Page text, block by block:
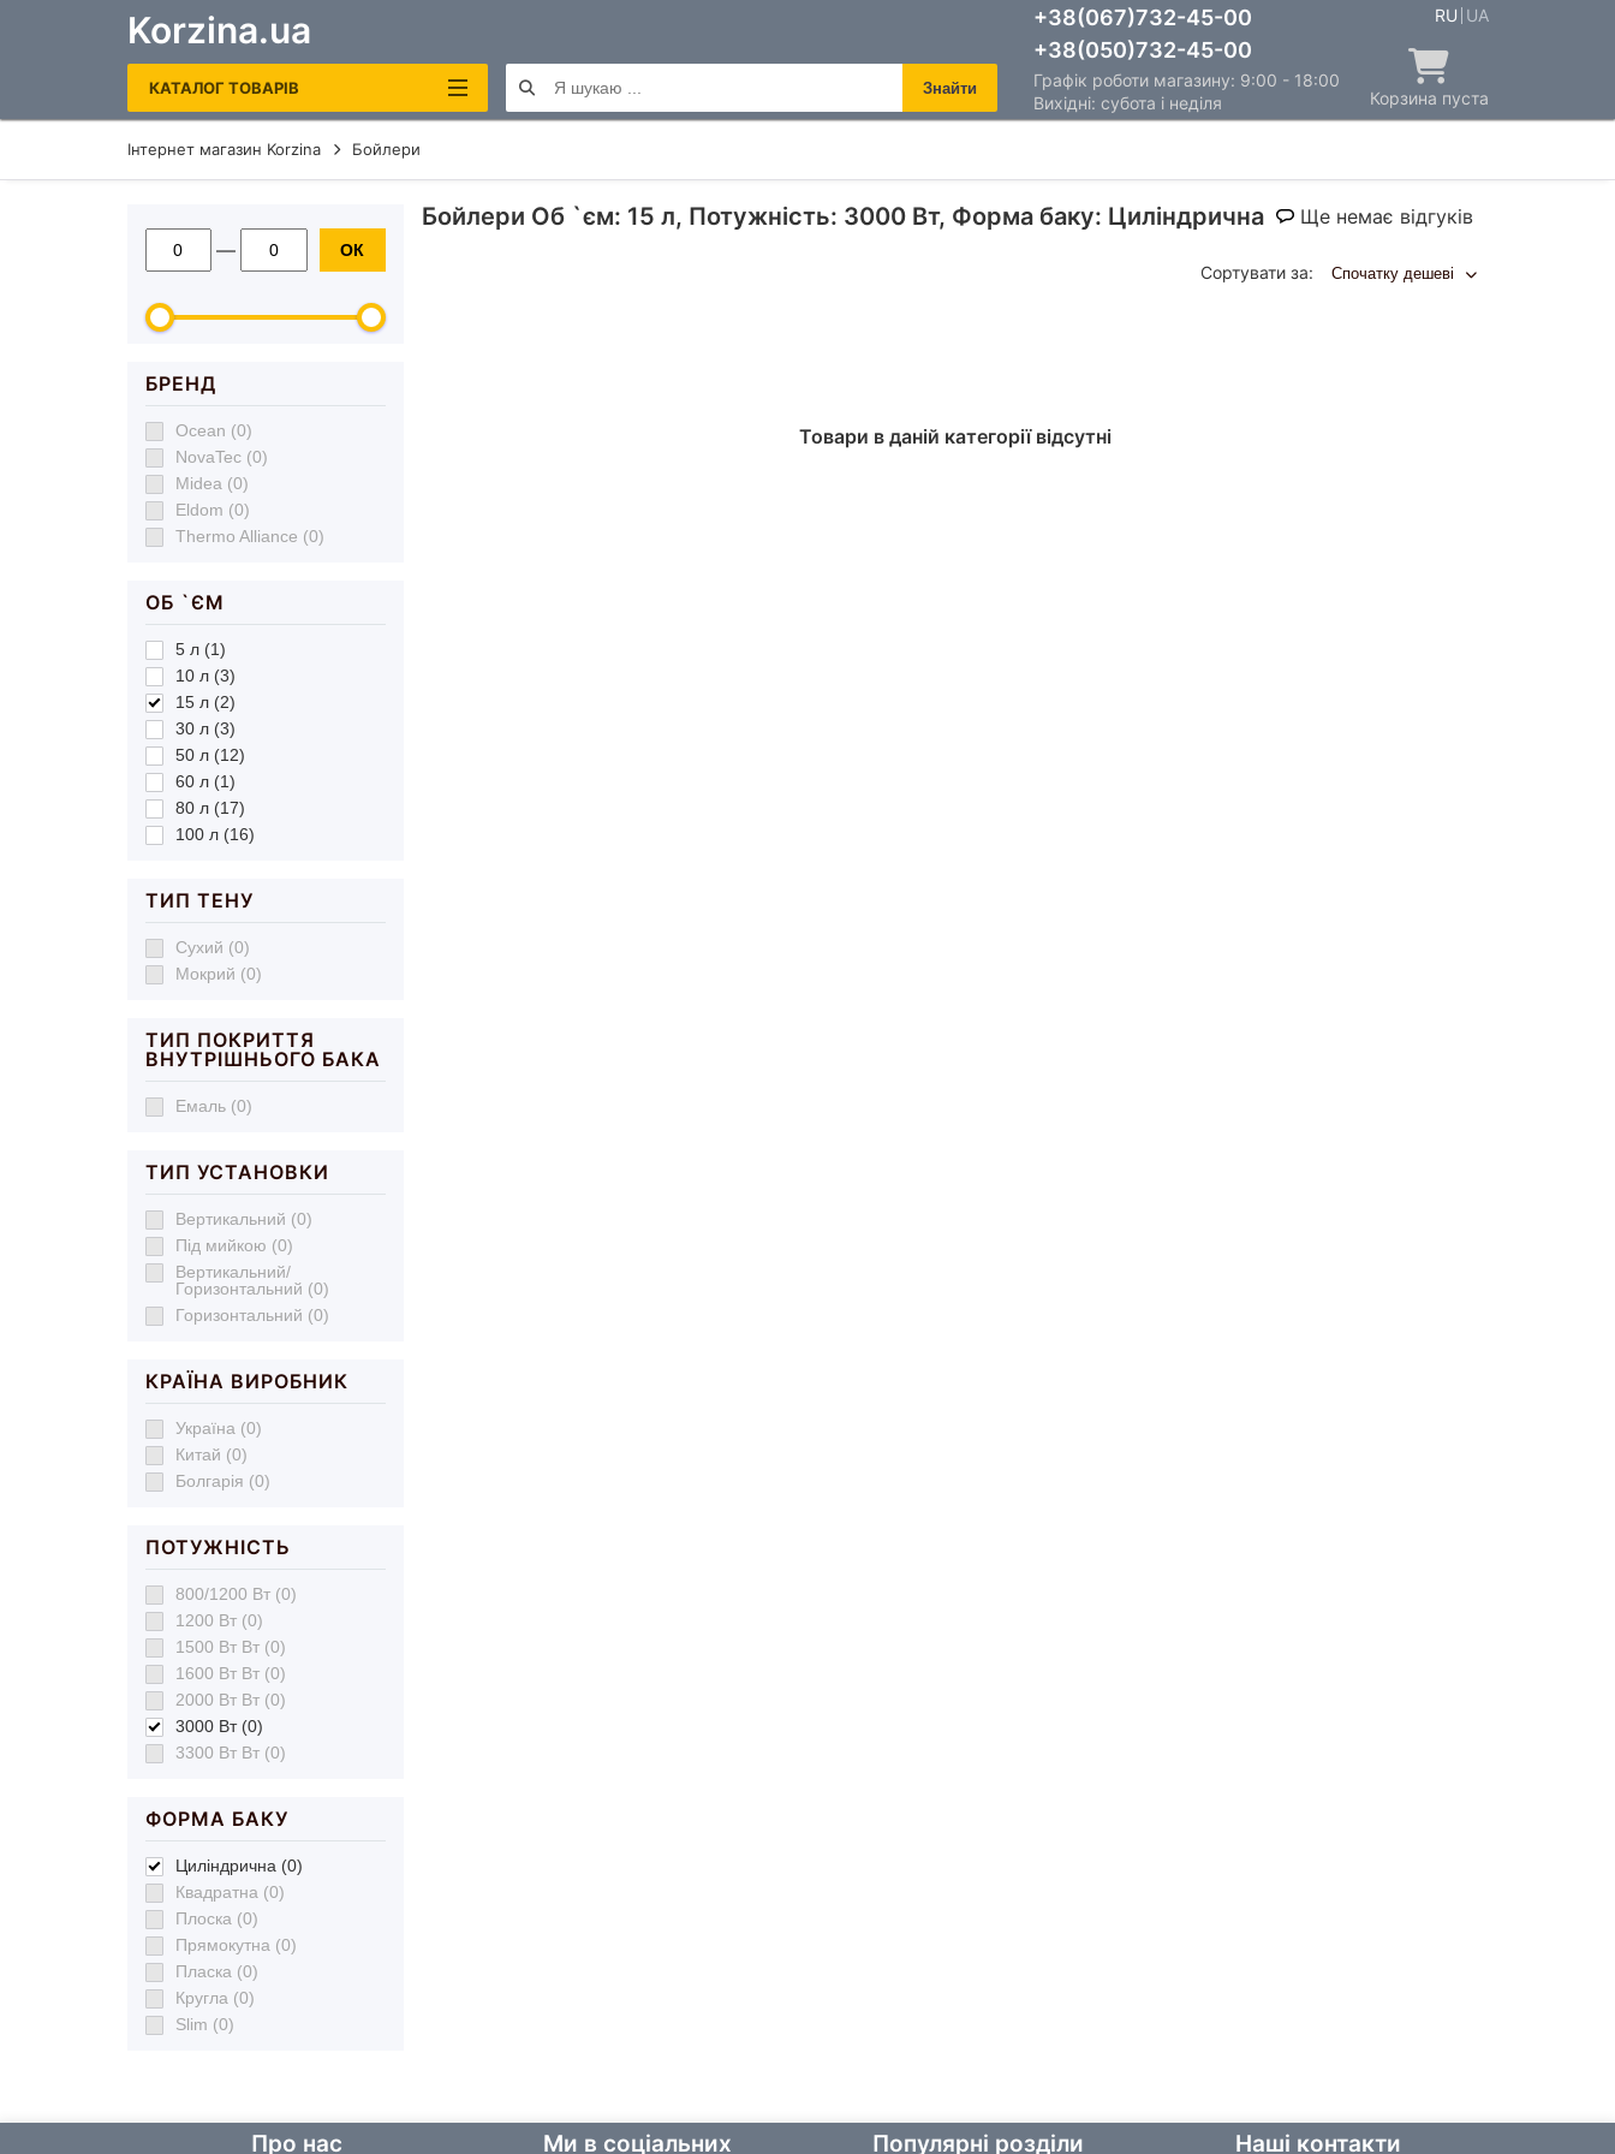
САНТЕХНІКА
БОЙЛЕРИ
ДЗЕРКАЛА В ВАННУ
Korzina.ua
КАТАЛОГ ТОВАРІВ Знайти
+38(067)732-45-00
+38(050)732-45-00
Графік роботи магазину: 9:00 - 18:00
Вихідні: субота і неділя
RU UA
Корзина пуста
Інтернет магазин Korzina Бойлери
— ОК
БРЕНД
Ocean (0)
NovaTec (0)
Midea (0)
Eldom (0)
Thermo Alliance (0)
ОБ `ЄМ
5 л (1)
10 л (3)
15 л (2)
30 л (3)
50 л (12)
60 л (1)
80 л (17)
100 л (16)
ТИП ТЕНУ
Сухий (0)
Мокрий (0)
ТИП ПОКРИТТЯ
ВНУТРІШНЬОГО БАКА
Емаль (0)
ТИП УСТАНОВКИ
Вертикальний (0)
Під мийкою (0)
Вертикальний/
Горизонтальний (0)
Горизонтальний (0)
КРАЇНА ВИРОБНИК
Україна (0)
Китай (0)
Болгарія (0)
ПОТУЖНІСТЬ
800/1200 Вт (0)
1200 Вт (0)
1500 Вт Вт (0)
1600 Вт Вт (0)
2000 Вт Вт (0)
3000 Вт (0)
3300 Вт Вт (0)
ФОРМА БАКУ
Циліндрична (0)
Квадратна (0)
Плоска (0)
Прямокутна (0)
Пласка (0)
Кругла (0)
Slim (0)
Бойлери Об `єм: 15 л, Потужність: 3000 Вт, Форма баку: Циліндрична Ще немає відгуків
Сортувати за: Спочатку дешеві
Товари в даній категорії відсутні
Про нас
Ми в соціальних
Популярні розділи Наші контакти